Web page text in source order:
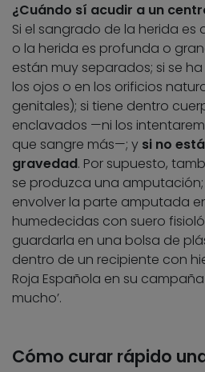
¿Cuándo sí acudir a un
Si el sangrado de la herida
o la herida es profunda o
están muy separados; si se
los ojos o en los orificios
genitales); si tiene dentro
enclavados —ni los
que sangre más—; y si no
gravedad. Por supuesto,
se produzca una
envolver la parte amputada
humedecidas con suero
guardarla en una bolsa de
dentro de un recipiente con
Roja Española en su
mucho’.
Cómo curar rápido